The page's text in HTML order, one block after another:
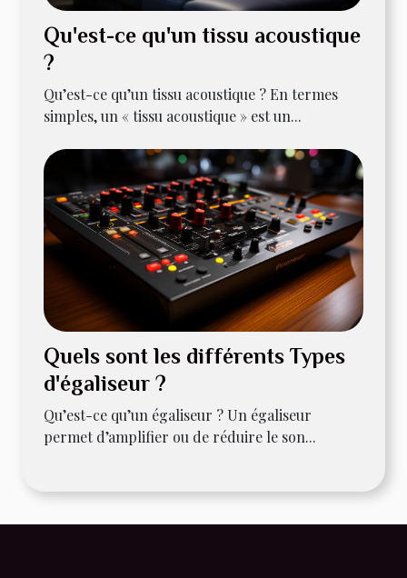
Qu'est-ce qu'un tissu acoustique
?
Qu’est-ce qu’un tissu acoustique ? En termes
simples, un « tissu acoustique » est un...
Quels sont les différents Types
d'égaliseur ?
Qu’est-ce qu’un égaliseur ? Un égaliseur
permet d’amplifier ou de réduire le son...